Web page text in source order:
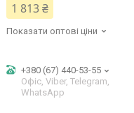
1 813 ₴
Показати оптові ціни
+380 (67) 440-53-55
Офіс, Viber, Telegram,
WhatsApp